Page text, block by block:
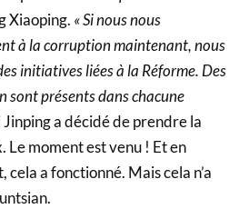
Xiaoping. « Si nous nous
à la corruption maintenant, nous
initiatives liées à la Réforme. Des
sont présents dans chacune
Jinping a décidé de prendre la
Le moment est venu ! Et en
a fonctionné. Mais cela n’a